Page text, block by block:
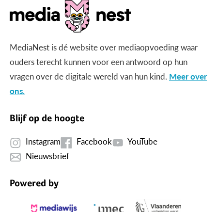
MediaNest is dé website over mediaopvoeding waar
ouders terecht kunnen voor een antwoord op hun
vragen over de digitale wereld van hun kind. Meer over
ons.
Blijf op de hoogte
Instagram Facebook
YouTube
Nieuwsbrief
Powered by